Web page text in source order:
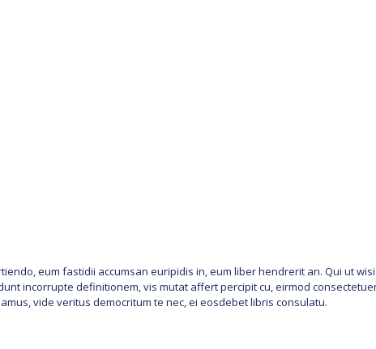
eum fastidii accumsan euripidis in, eum liber hendrerit an. Qui ut
incorrupte definitionem, vis mutat affert percipit cu, eirmod
vide veritus democritum te nec, ei eosdebet libris consulatu.